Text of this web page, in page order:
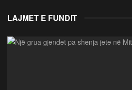
LAJMET E FUNDIT